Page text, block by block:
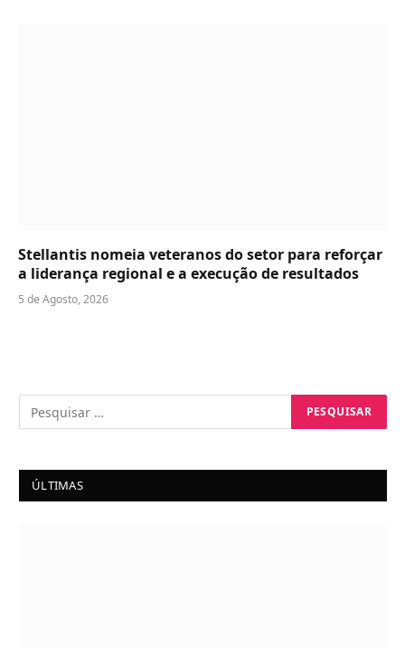
Stellantis nomeia veteranos do setor para reforçar
a liderança regional e a execução de resultados
5 de Agosto, 2026
ÚLTIMAS